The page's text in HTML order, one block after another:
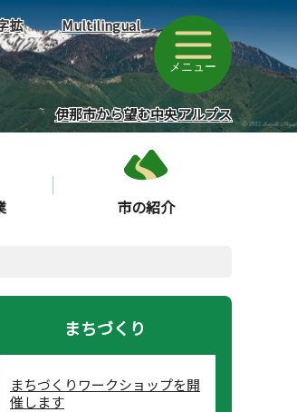
拡
Multilingual
メニュー
伊那市から望む中央アルプス
市の紹介
まちづくり
まちづくりワークショップを開
催します